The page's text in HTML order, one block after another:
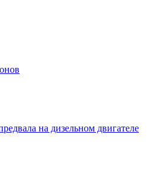
на дизельном двигателе